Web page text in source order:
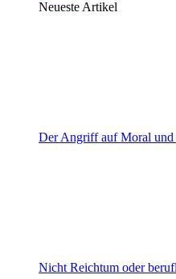
Neueste Artikel
Der Angriff auf Moral
Nicht Reichtum oder